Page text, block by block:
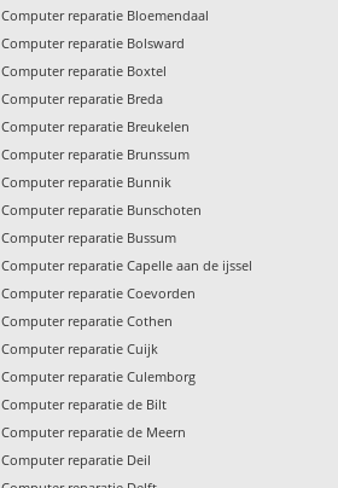
Computer reparatie Bloemendaal
Computer reparatie Bolsward
Computer reparatie Boxtel
Computer reparatie Breda
Computer reparatie Breukelen
Computer reparatie Brunssum
Computer reparatie Bunnik
Computer reparatie Bunschoten
Computer reparatie Bussum
Computer reparatie Capelle aan de ijssel
Computer reparatie Coevorden
Computer reparatie Cothen
Computer reparatie Cuijk
Computer reparatie Culemborg
Computer reparatie de Bilt
Computer reparatie de Meern
Computer reparatie Deil